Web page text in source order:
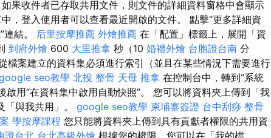
如果收件者已存取共用文件，則文件的詳細資料窗格中會顯示
，登入使用者可以查看最近開啟的文件。 點擊“更多詳細資
連結。
后里按摩推薦 外燴推薦 在「配置」標籤上，展開「資
到府外燴 600 大里推拿 秒（10 婚禮外燴 台胞證台南 分
檔案建立的資料集必須進行索引（並且在某些情況下需要進行
seo教學 北投 整骨 天母 推拿 在控制台中，轉到“系統
啟用“在資料集中啟用自動快照”。 您可以將資料夾上傳到「我
與我共用」。 google seo教學 柬埔寨簽證 台中刮痧 整骨
學按摩課程 您只能將資料夾上傳到具有貢獻者權限的共用資
證台北 台北高級外燴 根據您的權限，您可以在「我的檔